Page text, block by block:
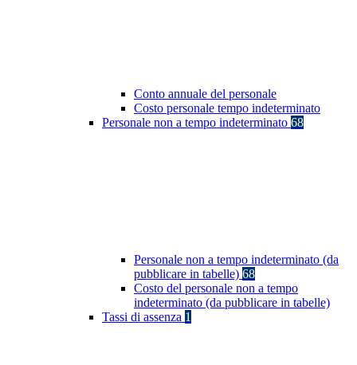
Conto annuale del personale
Costo personale tempo indeterminato
Personale non a tempo indeterminato 68
Personale non a tempo indeterminato (da
pubblicare in tabelle) 68
Costo del personale non a tempo
indeterminato (da pubblicare in tabelle)
Tassi di assenza 1